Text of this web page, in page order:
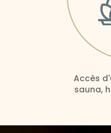
Accès
sauna,